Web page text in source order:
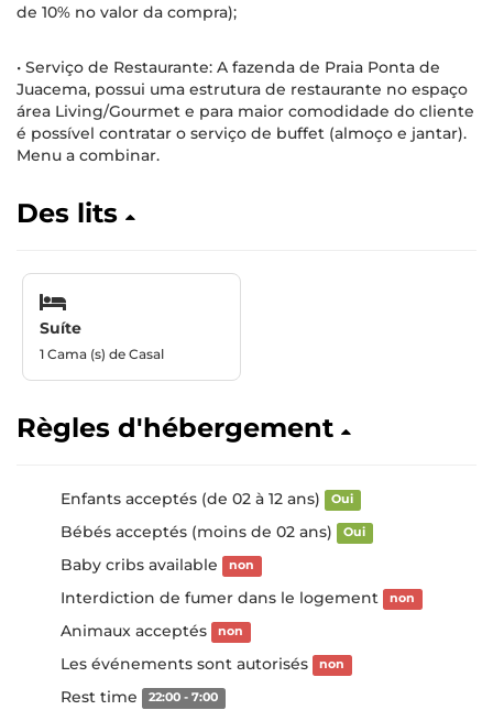
de 10% no valor da compra);
• Serviço de Restaurante: A fazenda de Praia Ponta de
Juacema, possui uma estrutura de restaurante no espaço
área Living/Gourmet e para maior comodidade do cliente
é possível contratar o serviço de buffet (almoço e jantar).
Menu a combinar.
Des lits
Suíte
1 Cama (s) de Casal
Règles d'hébergement
Enfants acceptés (de 02 à 12 ans) Oui
Bébés acceptés (moins de 02 ans) Oui
Baby cribs available non
Interdiction de fumer dans le logement non
Animaux acceptés non
Les événements sont autorisés non
Rest time 22:00 - 7:00